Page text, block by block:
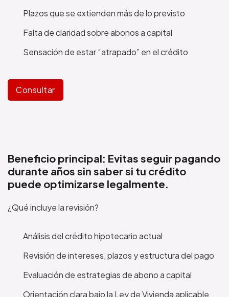
Plazos que se extienden más de lo previsto
Falta de claridad sobre abonos a capital
Sensación de estar “atrapado” en el crédito
Consultar
Beneficio principal: Evitas seguir pagando
durante años sin saber si tu crédito
puede optimizarse legalmente.
¿Qué incluye la revisión?
Análisis del crédito hipotecario actual
Revisión de intereses, plazos y estructura del pago
Evaluación de estrategias de abono a capital
Orientación clara bajo la Ley de Vivienda aplicable